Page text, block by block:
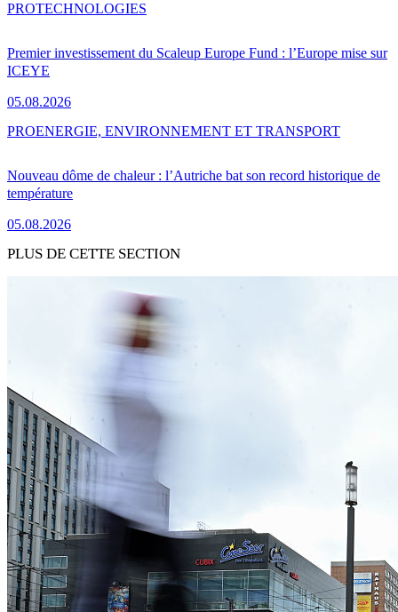
Premier investissement du Scaleup Europe Fund : l’Europe mise sur
ICEYE
05.08.2026
PROTECHNOLOGIES
Nouveau dôme de chaleur : l’Autriche bat son record historique de
température
05.08.2026
PROENERGIE, ENVIRONNEMENT ET TRANSPORT
PLUS DE CETTE SECTION